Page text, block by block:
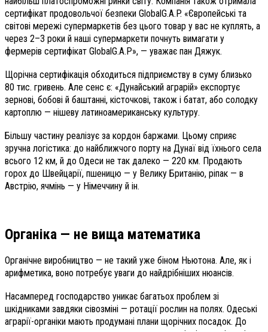
сертифікат продовольчої безпеки GlobalG.A.P. «Європейські та
світові мережі супермаркетів без цього товар у вас не куплять, а
через 2–3 роки й наші супермаркети почнуть вимагати у
фермерів сертифікат GlobalG.A.P», — уважає пан Дяжук.
Щорічна сертифікація обходиться підприємству в суму близько
80 тис. гривень. Але сенс є: «Дунайський аграрій» експортує
зернові, бобові й баштанні, кісточкові, також і батат, або солодку
картоплю — нішеву латиноамериканську культуру.
Більшу частину реалізує за кордон баржами. Цьому сприяє
зручна логістика: до найближчого порту на Дунаї від їхнього села
всього 12 км, й до Одеси не так далеко — 220 км. Продають
горох до Швейцарії, пшеницю — у Велику Британію, ріпак — в
Австрію, ячмінь — у Німеччину й ін.
Органіка — не вища математика
Органічне виробництво — не такий уже біном Ньютона. Але, як і
арифметика, воно потребує уваги до найдрібніших нюансів.
Насамперед господарство уникає багатьох проблем зі
шкідниками завдяки сівозміні — ротації рослин на полях. Одеські
аграрії-органіки мають продумані плани щорічних посадок. До